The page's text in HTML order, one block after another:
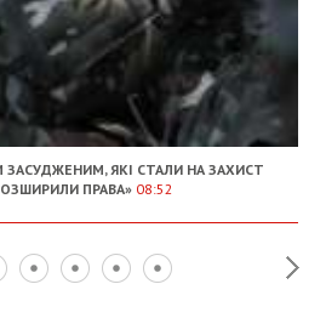
ЯКІ СТАЛИ НА ЗАХИСТ
ПРАВА» 08:52